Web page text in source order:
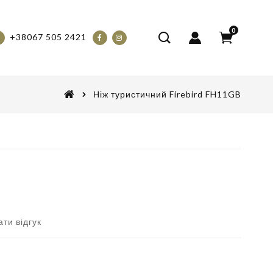
+38067 505 2421
0
Ніж туристичний Firebird FH11GB
відгук